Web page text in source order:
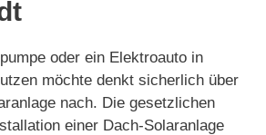
oder ein Elektroauto in
möchte denkt sicherlich über
nach. Die gesetzlichen
einer Dach-Solaranlage